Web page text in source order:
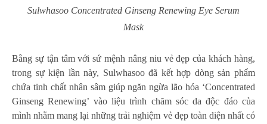
Sulwhasoo Concentrated Ginseng Renewing Eye Serum
Mask
Bằng sự tận tâm với sứ mệnh nâng niu vẻ đẹp của khách hàng,
trong sự kiện lần này, Sulwhasoo đã kết hợp dòng sản phẩm
chứa tinh chất nhân sâm giúp ngăn ngừa lão hóa ‘Concentrated
Ginseng Renewing’ vào liệu trình chăm sóc da độc đáo của
mình nhằm mang lại những trải nghiệm vẻ đẹp toàn diện nhất có